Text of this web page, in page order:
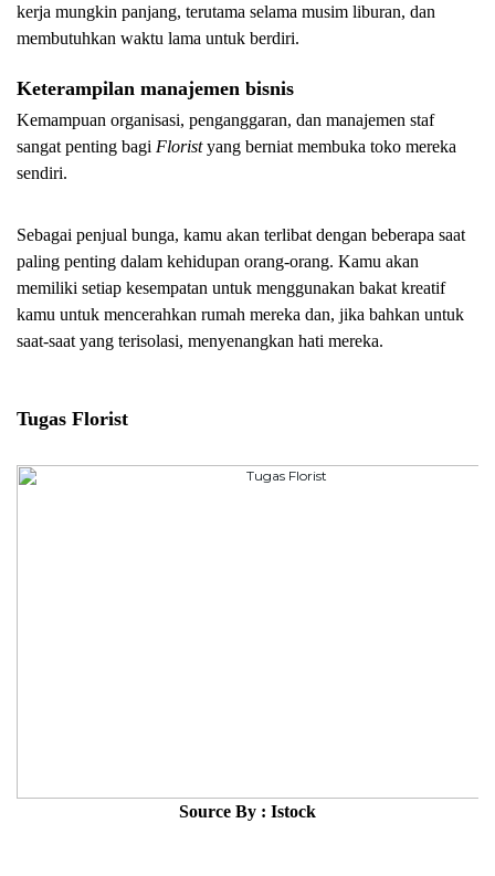
kerja mungkin panjang, terutama selama musim liburan, dan
membutuhkan waktu lama untuk berdiri.
Keterampilan manajemen bisnis
Kemampuan organisasi, penganggaran, dan manajemen staf
sangat penting bagi Florist yang berniat membuka toko mereka
sendiri.
Sebagai penjual bunga, kamu akan terlibat dengan beberapa saat
paling penting dalam kehidupan orang-orang. Kamu akan
memiliki setiap kesempatan untuk menggunakan bakat kreatif
kamu untuk mencerahkan rumah mereka dan, jika bahkan untuk
saat-saat yang terisolasi, menyenangkan hati mereka.
Tugas Florist
Source By : Istock